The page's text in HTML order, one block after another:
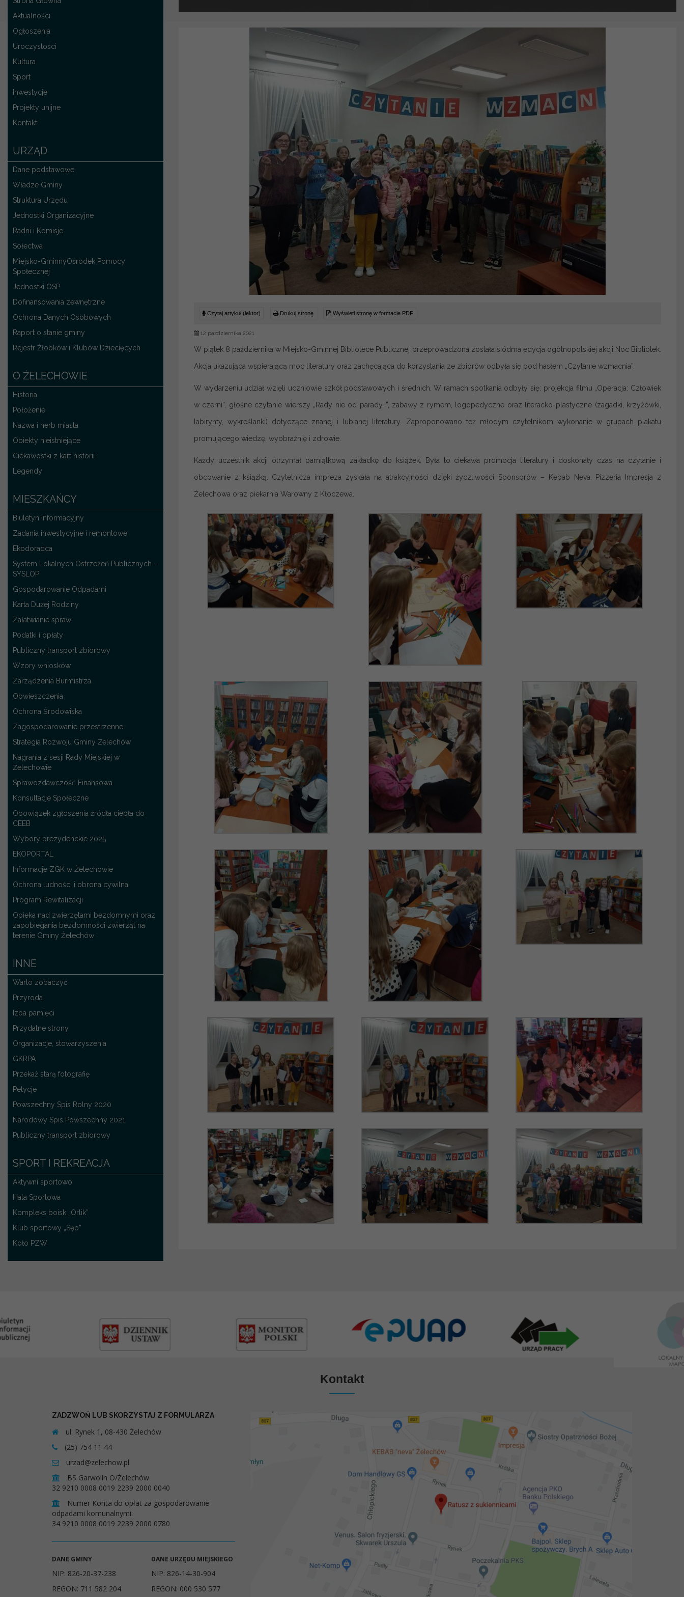
Aktualności
Ogłoszenia
Uroczystości
Kultura
Sport
Inwestycje
Projekty unijne
Kontakt
URZĄD
Dane podstawowe
Władze Gminy
Struktura Urzędu
Jednostki Organizacyjne
Radni i Komisje
Sołectwa
Miejsko-GminnyOśrodek Pomocy
Społecznej
Jednostki OSP
Dofinansowania zewnętrzne
Ochrona Danych Osobowych
Raport o stanie gminy
Rejestr Żłobków i Klubów Dziecięcych
O ŻELECHOWIE
Historia
Położenie
Nazwa i herb miasta
Obiekty nieistniejące
Ciekawostki z kart historii
Legendy
MIESZKAŃCY
Biuletyn Informacyjny
Zadania inwestycyjne i remontowe
Ekodoradca
System Lokalnych Ostrzeżeń Publicznych –
SYSLOP
Gospodarowanie Odpadami
Karta Dużej Rodziny
Załatwianie spraw
Podatki i opłaty
Publiczny transport zbiorowy
Wzory wniosków
Zarządzenia Burmistrza
Obwieszczenia
Ochrona Środowiska
Zagospodarowanie przestrzenne
Strategia Rozwoju Gminy Żelechów
Nagrania z sesji Rady Miejskiej w
Żelechowie
Sprawozdawczość Finansowa
Konsultacje Społeczne
Obowiązek zgłoszenia źródła ciepła do
CEEB
Wybory prezydenckie 2025
EKOPORTAL
Informacje ZGK w Żelechowie
Ochrona ludności i obrona cywilna
Program Rewitalizacji
Opieka nad zwierzętami bezdomnymi oraz
zapobiegania bezdomności zwierząt na
terenie Gminy Żelechów
INNE
Warto zobaczyć
Przyroda
Izba pamięci
Przydatne strony
Organizacje, stowarzyszenia
GKRPA
Przekaż starą fotografię
Petycje
Powszechny Spis Rolny 2020
Narodowy Spis Powszechny 2021
Publiczny transport zbiorowy
SPORT I REKREACJA
Aktywni sportowo
Hala Sportowa
Kompleks boisk „Orlik”
Klub sportowy „Sęp”
Koło PZW
Czytaj artykuł (lektor) Drukuj stronę Wyświetl stronę w formacie PDF
12 października 2021
W piątek 8 października w Miejsko-Gminnej Bibliotece Publicznej przeprowadzona została siódma edycja ogólnopolskiej akcji Noc Bibliotek.
Akcja ukazująca wspierającą moc literatury oraz zachęcająca do korzystania ze zbiorów odbyła się pod hasłem „Czytanie wzmacnia”.
W wydarzeniu udział wzięli uczniowie szkół podstawowych i średnich. W ramach spotkania odbyły się: projekcja filmu „Operacja: Człowiek
w czerni”, głośne czytanie wierszy „Rady nie od parady…”, zabawy z rymem, logopedyczne oraz literacko-plastyczne (zagadki, krzyżówki,
labirynty, wykreślanki) dotyczące znanej i lubianej literatury. Zaproponowano też młodym czytelnikom wykonanie w grupach plakatu
promującego wiedzę, wyobraźnię i zdrowie.
Każdy uczestnik akcji otrzymał pamiątkową zakładkę do książek. Była to ciekawa promocja literatury i doskonały czas na czytanie i
obcowanie z książką. Czytelnicza impreza zyskała na atrakcyjności dzięki życzliwości Sponsorów – Kebab Neva, Pizzeria Impresja z
Żelechowa oraz piekarnia Warowny z Kłoczewa.
Kontakt
ZADZWOŃ LUB SKORZYSTAJ Z FORMULARZA
ul. Rynek 1, 08-430 Żelechów
(25) 754 11 44
urzad@zelechow.pl
BS Garwolin O/Żelechów
32 9210 0008 0019 2239 2000 0040
Numer Konta do opłat za gospodarowanie
odpadami komunalnymi:
34 9210 0008 0019 2239 2000 0780
DANE GMINY
NIP: 826-20-37-238
REGON: 711 582 204
DANE URZĘDU MIEJSKIEGO
NIP: 826-14-30-904
REGON: 000 530 577